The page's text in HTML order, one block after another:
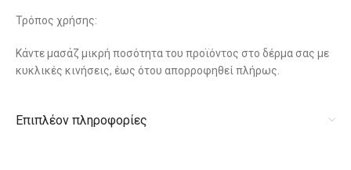
Τρόπος χρήσης:
Κάντε μασάζ μικρή ποσότητα του προϊόντος στο δέρμα σας με
κυκλικές κινήσεις, έως ότου απορροφηθεί πλήρως.
Επιπλέον πληροφορίες